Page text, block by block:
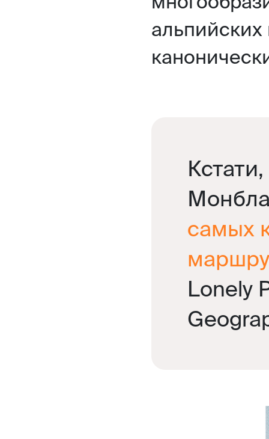
самых
Lonely